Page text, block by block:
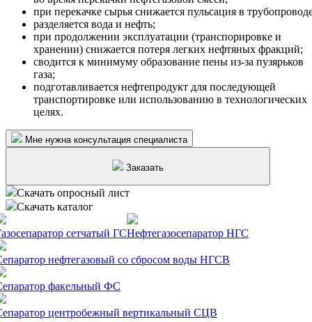
при перекачке сырья снижается пульсация в
разделяется вода и нефть;
при продолжении эксплуатации (транспорировке и
хранении) снижается потеря легких нефтяных фракций;
сводится к минимуму образование пены из-за пузярьков
газа;
подготавливается нефтепродукт для последующей
транспортировке или использованию в технологических
целях.
Мне нужна консультация специалиста
Заказать
Скачать опросный лист
Скачать каталог
сетчатый ГСНефтегазосепаратор НГС
нефтегазовый со сбросом воды НГСВ
факельный ФС
центробежный вертикальный СЦВ